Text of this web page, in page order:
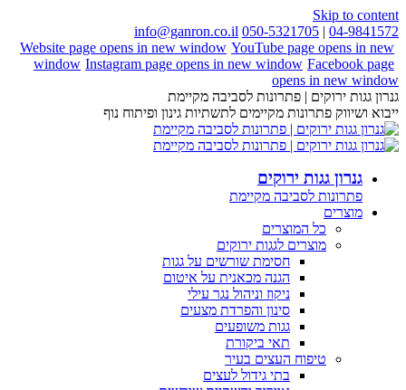
Skip to content
04-9841572
|
050-5321705
info@ganron.co.il
Website page opens in new window YouTube page opens in new
window Instagram page opens in new window Facebook page
opens in new window
גנרון גגות ירוקים | פתרונות לסביבה מקיימת
ייבוא ושיווק פתרונות מקיימים לתשתיות גינון ופיתוח נוף
גנרון גגות ירוקים
פתרונות לסביבה מקיימת
מוצרים
כל המוצרים
מוצרים לגגות ירוקים
חסימת שורשים על גגות
הגנה מכאנית על איטום
ניקוז וניהול נגר עילי
סינון והפרדת מצעים
גגות משופעים
תאי ביקורת
טיפוח העצים בעיר
בתי גידול לעצים